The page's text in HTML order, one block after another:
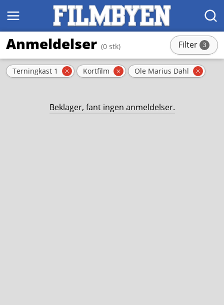
MENY SØK
Anmeldelser (0 stk) Filter 3stk
Aktive filter
Terningkast 1 Fjern filter
Kortfilm Fjern filter
Ole Marius Dahl Fjern
Beklager, fant ingen anmeldelser.